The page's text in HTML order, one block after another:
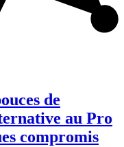
de
au Pro
compromis